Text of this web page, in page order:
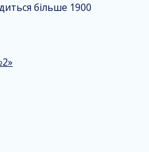
більше 1900